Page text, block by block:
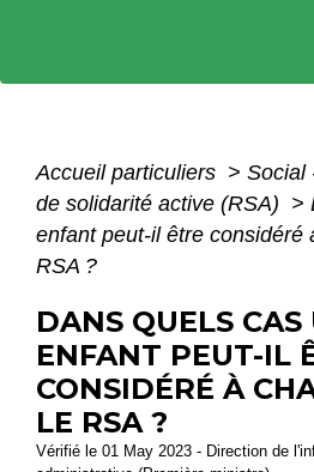
Accueil particuliers > Social
de solidarité active (RSA) >
enfant peut-il être considéré
RSA ?
DANS QUELS CAS
ENFANT PEUT-IL
CONSIDÉRÉ À
LE RSA ?
Vérifié le 01 May 2023 - Direction de